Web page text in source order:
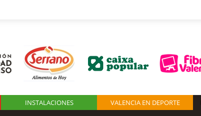
INSTALACIONES VALENCIA EN DEPORTE